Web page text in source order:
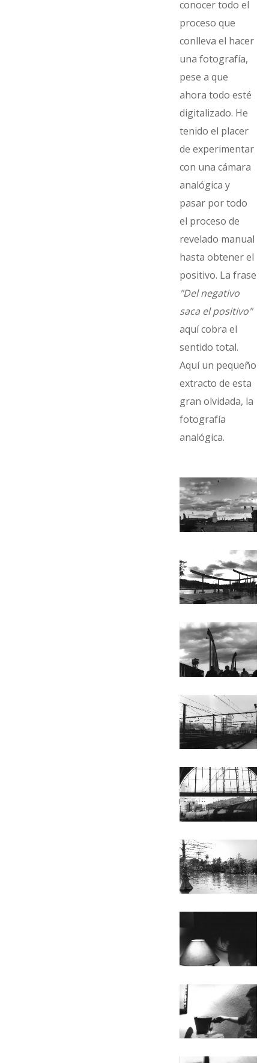
conocer todo el
proceso que
conlleva el hacer
una fotografía,
pese a que
ahora todo esté
digitalizado. He
tenido el placer
de experimentar
con una cámara
analógica y
pasar por todo
el proceso de
revelado manual
hasta obtener el
positivo. La frase
"Del negativo
saca el positivo"
aquí cobra el
sentido total.
Aquí un pequeño
extracto de esta
gran olvidada, la
fotografía
analógica.